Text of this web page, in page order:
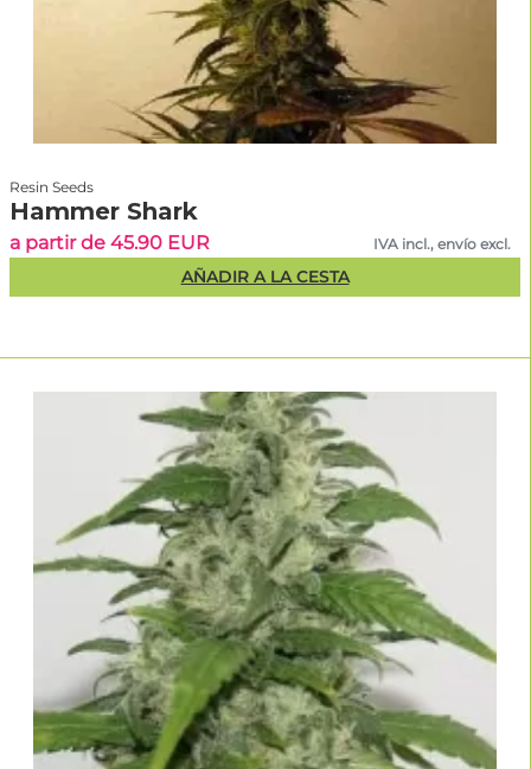
Resin Seeds
Hammer Shark
a partir de 45.90 EUR IVA incl., envío excl.
AÑADIR A LA CESTA